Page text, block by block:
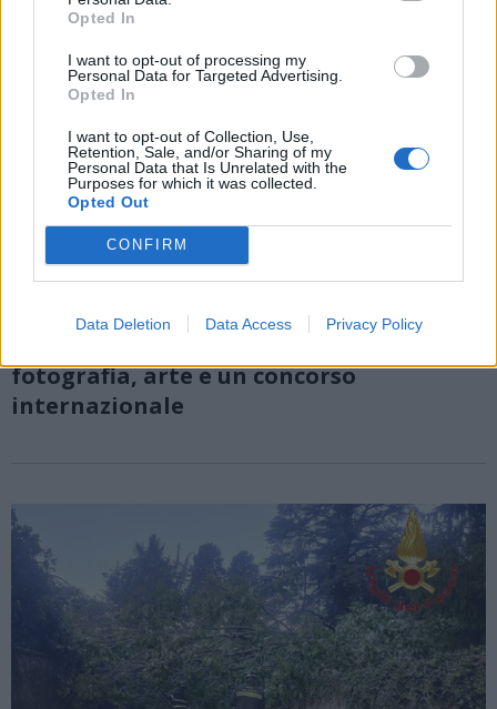
Opted In
I want to opt-out of processing my
Personal Data for Targeted Advertising.
Opted In
I want to opt-out of Collection, Use,
Retention, Sale, and/or Sharing of my
Personal Data that Is Unrelated with the
Purposes for which it was collected.
Opted Out
CONFIRM
Data Deletion Data Access Privacy Policy
GEMONIO
fotografia, arte e un concorso
internazionale